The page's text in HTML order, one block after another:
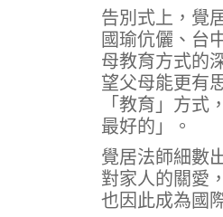
告別式上，覺
國瑜伉儷、台
母教育方式的
望父母能更有
「教育」方
最好的」。
覺居法師細數
對家人的關愛
也因此成為國